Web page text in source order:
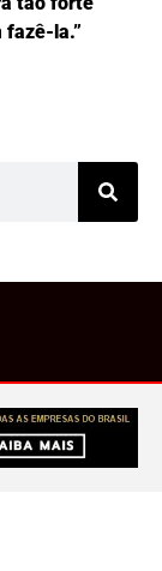
fazê-la.”